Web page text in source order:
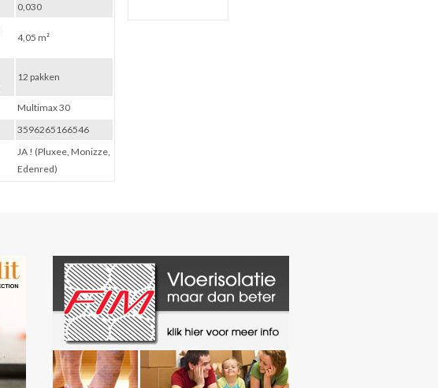
0,030
4,05 m²
12 pakken
Multimax 30
3596265166546
JA ! (Pluxee, Monizze,
Edenred)